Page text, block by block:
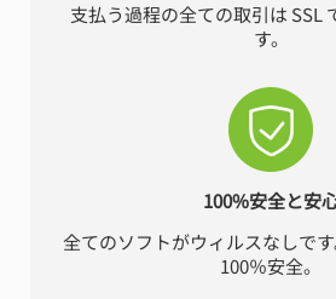
支払う過程の全ての取引は SSL
す。
100%安全と安
全てのソフトがウィルスなしで
100％安全。